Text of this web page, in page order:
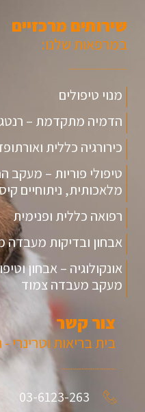
שירותים מרכזיים
במרפאות שלנו:
מנוי טיפולים
הדמיה מתקדמת –
כירורגיה כללית
טיפולי פוריות – מעקב
מלאכותית, ניתוחיים
רפואה כללית ופנימית
אבחון ובדיקות
אונקולוגיה – אבחון
מעקב מעבדה צמוד
צור קשר
בית בריאות וטרינרי
03-6123-263